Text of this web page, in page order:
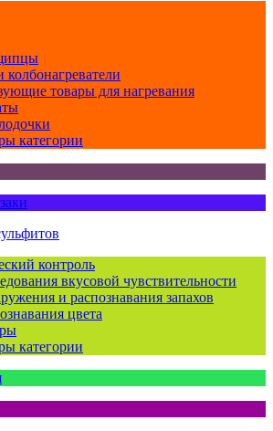
товары для нагревания
категории
контроль
вкусовой чувствительности
и распознавания запахов
цвета
категории